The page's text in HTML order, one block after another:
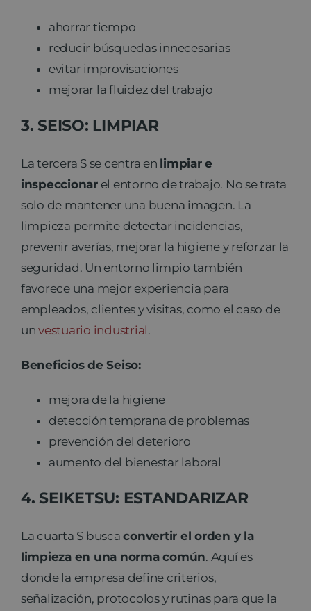
ahorrar tiempo
reducir búsquedas innecesarias
evitar improvisaciones
mejorar la fluidez del trabajo
3. SEISO: LIMPIAR
La tercera S se centra en limpiar e
inspeccionarel entorno de trabajo. No se trata
solo de mantener una buena imagen. La
limpieza permite detectar incidencias,
prevenir averías, mejorar la higiene y reforzar la
seguridad. Un entorno limpio también
favorece una mejor experiencia para
empleados, clientes y visitas, como el caso de
unvestuario industrial.
Beneficios de Seiso:
mejora de la higiene
detección temprana de problemas
prevención del deterioro
aumento del bienestar laboral
4. SEIKETSU: ESTANDARIZAR
La cuarta S buscaconvertir el orden y la
limpieza en una norma común. Aquí es
donde la empresa define criterios,
señalización, protocolos y rutinas para que la